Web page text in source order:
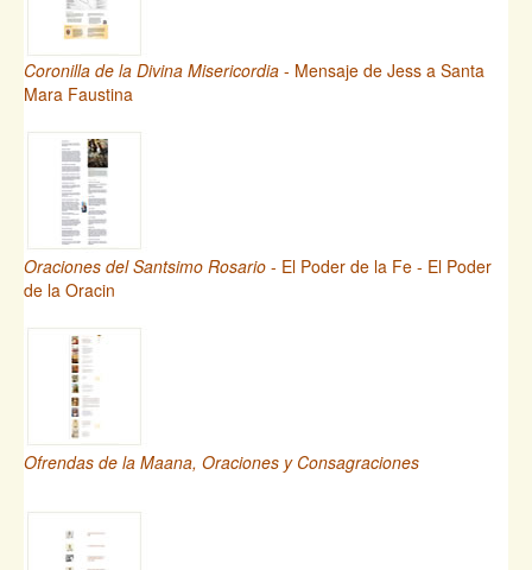
Coronilla de la Divina Misericordia - Mensaje de Jess a Santa
Mara Faustina
Oraciones del Santsimo Rosario - El Poder de la Fe - El Poder
de la Oracin
Ofrendas de la Maana, Oraciones y Consagraciones